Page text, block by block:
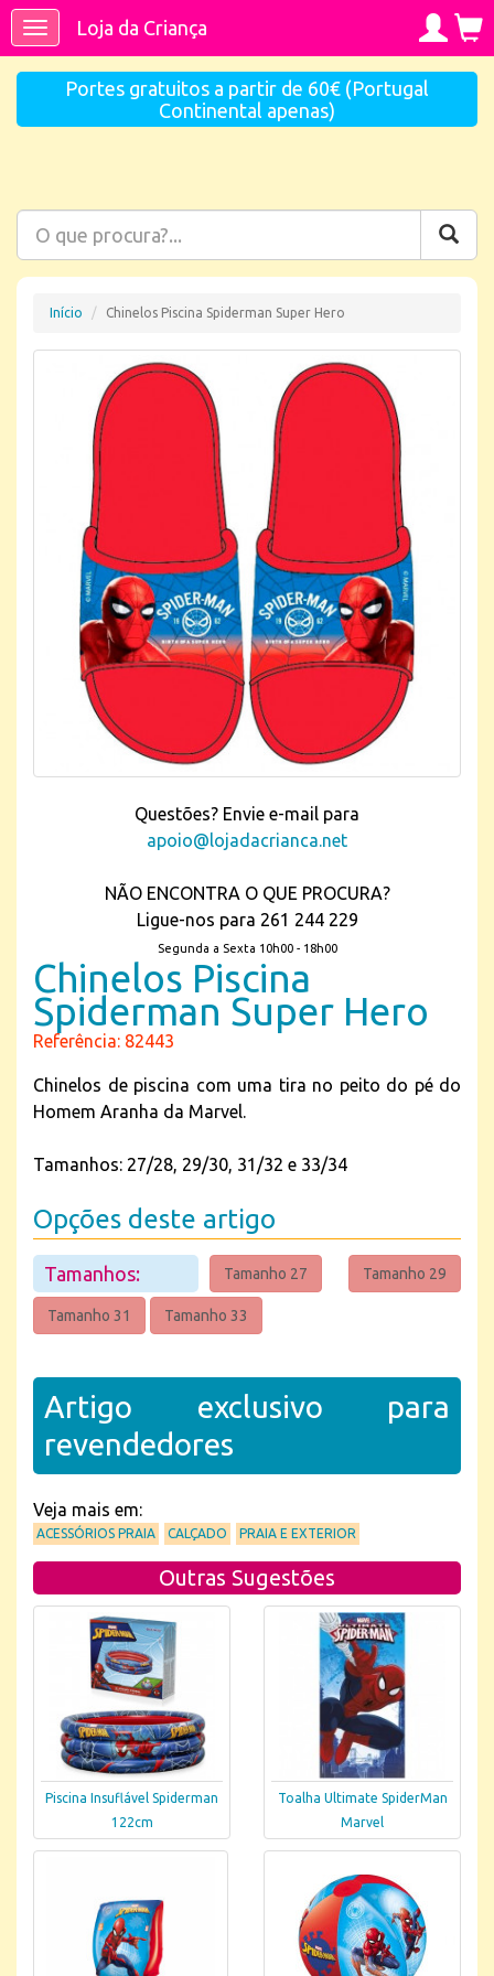
ToggleLoja da Criança
Portes gratuitos a partir de 60€ (Portugal
Continental apenas)
Início Chinelos Piscina Spiderman Super Hero
Questões? Envie e-mail para
apoio@lojadacrianca.net
NÃO ENCONTRA O QUE PROCURA?
Ligue-nos para 261 244 229
Segunda a Sexta 10h00 - 18h00
Chinelos Piscina
Spiderman Super Hero
Referência: 82443
Chinelos de piscina com uma tira no peito do pé do
Homem Aranha da Marvel.
Tamanhos: 27/28, 29/30, 31/32 e 33/34
Opções deste artigo
Tamanhos: Tamanho 27 Tamanho 29
Tamanho 31 Tamanho 33
Artigo exclusivo para
revendedores
Veja mais em:
ACESSÓRIOS PRAIA CALÇADO PRAIA E EXTERIOR
Outras Sugestões
Piscina Insuflável Spiderman
122cm
Toalha Ultimate SpiderMan
Marvel